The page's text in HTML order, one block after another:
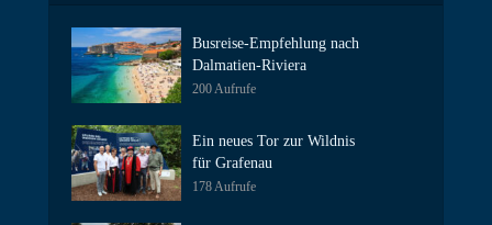
Busreise-Empfehlung nach
Dalmatien-Riviera
200 Aufrufe
Ein neues Tor zur Wildnis
für Grafenau
178 Aufrufe